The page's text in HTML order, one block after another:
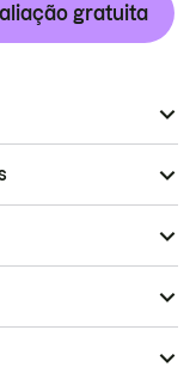
gratuita